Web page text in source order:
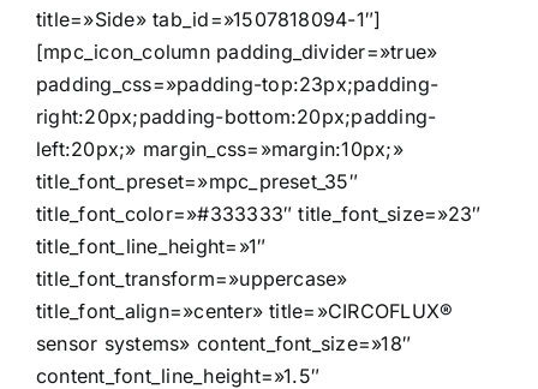
title=»Side» tab_id=»1507818094-1″]
[mpc_icon_column padding_divider=»true»
padding_css=»padding-top:23px;padding-
right:20px;padding-bottom:20px;padding-
left:20px;» margin_css=»margin:10px;»
title_font_preset=»mpc_preset_35″
title_font_color=»#333333″ title_font_size=»23″
title_font_line_height=»1″
title_font_transform=»uppercase»
title_font_align=»center» title=»CIRCOFLUX®
sensor systems» content_font_size=»18″
content_font_line_height=»1.5″